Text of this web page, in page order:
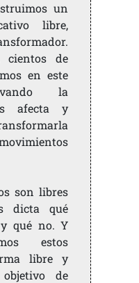
un
libre,
de
en este
la
afecta y
son libres
dicta qué
qué no. Y
estos
libre y
de